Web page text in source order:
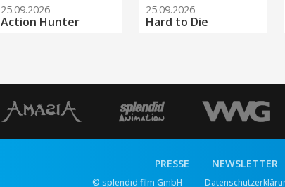
25.09.2026
Action Hunter
25.09.2026
Hard to Die
PRESSE NEWSLETTER
© splendid film GmbH